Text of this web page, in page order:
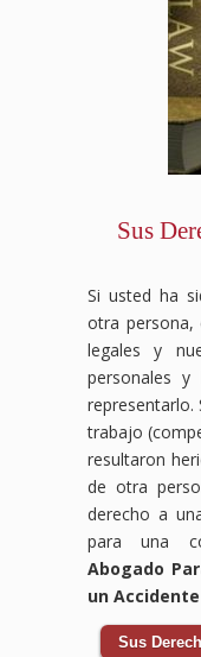
Sus
Si usted ha
otra persona,
legales y
personales y
representarlo.
trabajo
resultaron
de otra
derecho a
para una
Abogado
un
Sus